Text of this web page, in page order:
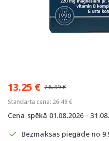
13.25 € 26.49 €
Standarta cena: 26.49 €
Cena spēkā 01.08.2026 -
Bezmaksas piegāde no